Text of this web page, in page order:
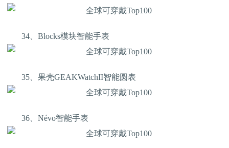
34、Blocks模块智能手表
35、果壳GEAKWatchII智能圆表
36、Névo智能手表